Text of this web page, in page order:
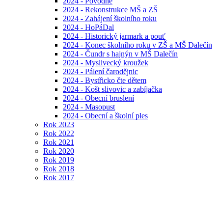
2024 - Rekonstrukce MŠ a ZŠ
2024 - Zahájení školního roku
2024 - HoPáDal
2024 - Historický jarmark a pouť
2024 - Konec školního roku v ZŠ a MŠ Dalečín
2024 - Čundr s hajnýn v MŠ Dalečín
2024 - Myslivecký kroužek
2024 - Pálení čarodějnic
2024 - Bystřicko čte dětem
2024 - Košt slivovic a zabíjačka
2024 - Obecní bruslení
2024 - Masopust
2024 - Obecní a školní ples
Rok 2023
Rok 2022
Rok 2021
Rok 2020
Rok 2019
Rok 2018
Rok 2017